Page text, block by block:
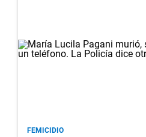
FEMICIDIO